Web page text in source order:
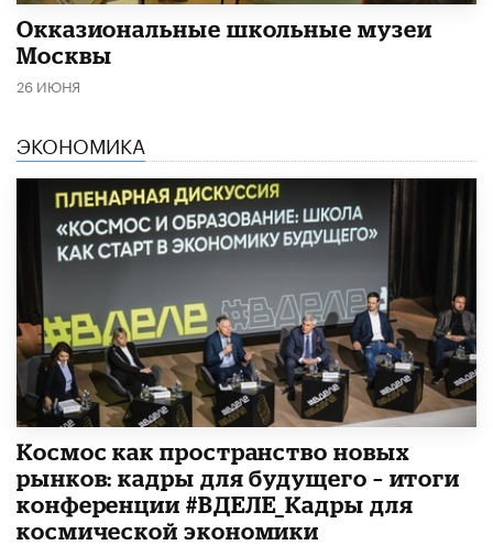
​Окказиональные школьные музеи
Москвы
26 ИЮНЯ
ЭКОНОМИКА
Космос как пространство новых
рынков: кадры для будущего – итоги
конференции #ВДЕЛЕ_Кадры для
космической экономики